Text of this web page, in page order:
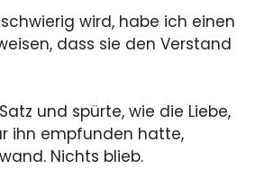
wird, habe ich einen
dass sie den Verstand
und spürte, wie die Liebe,
ihn empfunden hatte,
Nichts blieb.